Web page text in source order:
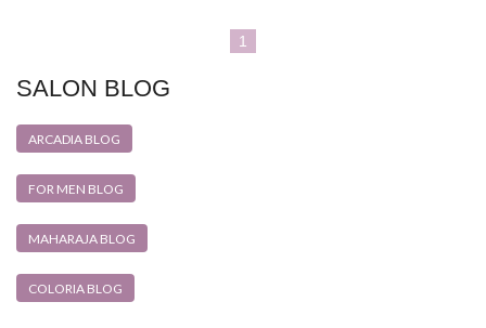
1
SALON BLOG
ARCADIA BLOG
FOR MEN BLOG
MAHARAJA BLOG
COLORIA BLOG